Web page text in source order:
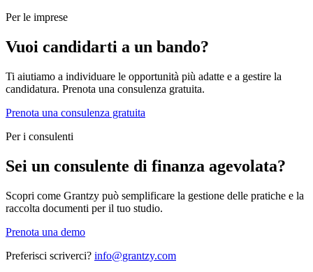
Per le imprese
Vuoi candidarti a un bando?
Ti aiutiamo a individuare le opportunità più adatte e a gestire la
candidatura. Prenota una consulenza gratuita.
Prenota una consulenza gratuita
Per i consulenti
Sei un consulente di finanza agevolata?
Scopri come Grantzy può semplificare la gestione delle pratiche e la
raccolta documenti per il tuo studio.
Prenota una demo
Preferisci scriverci? info@grantzy.com